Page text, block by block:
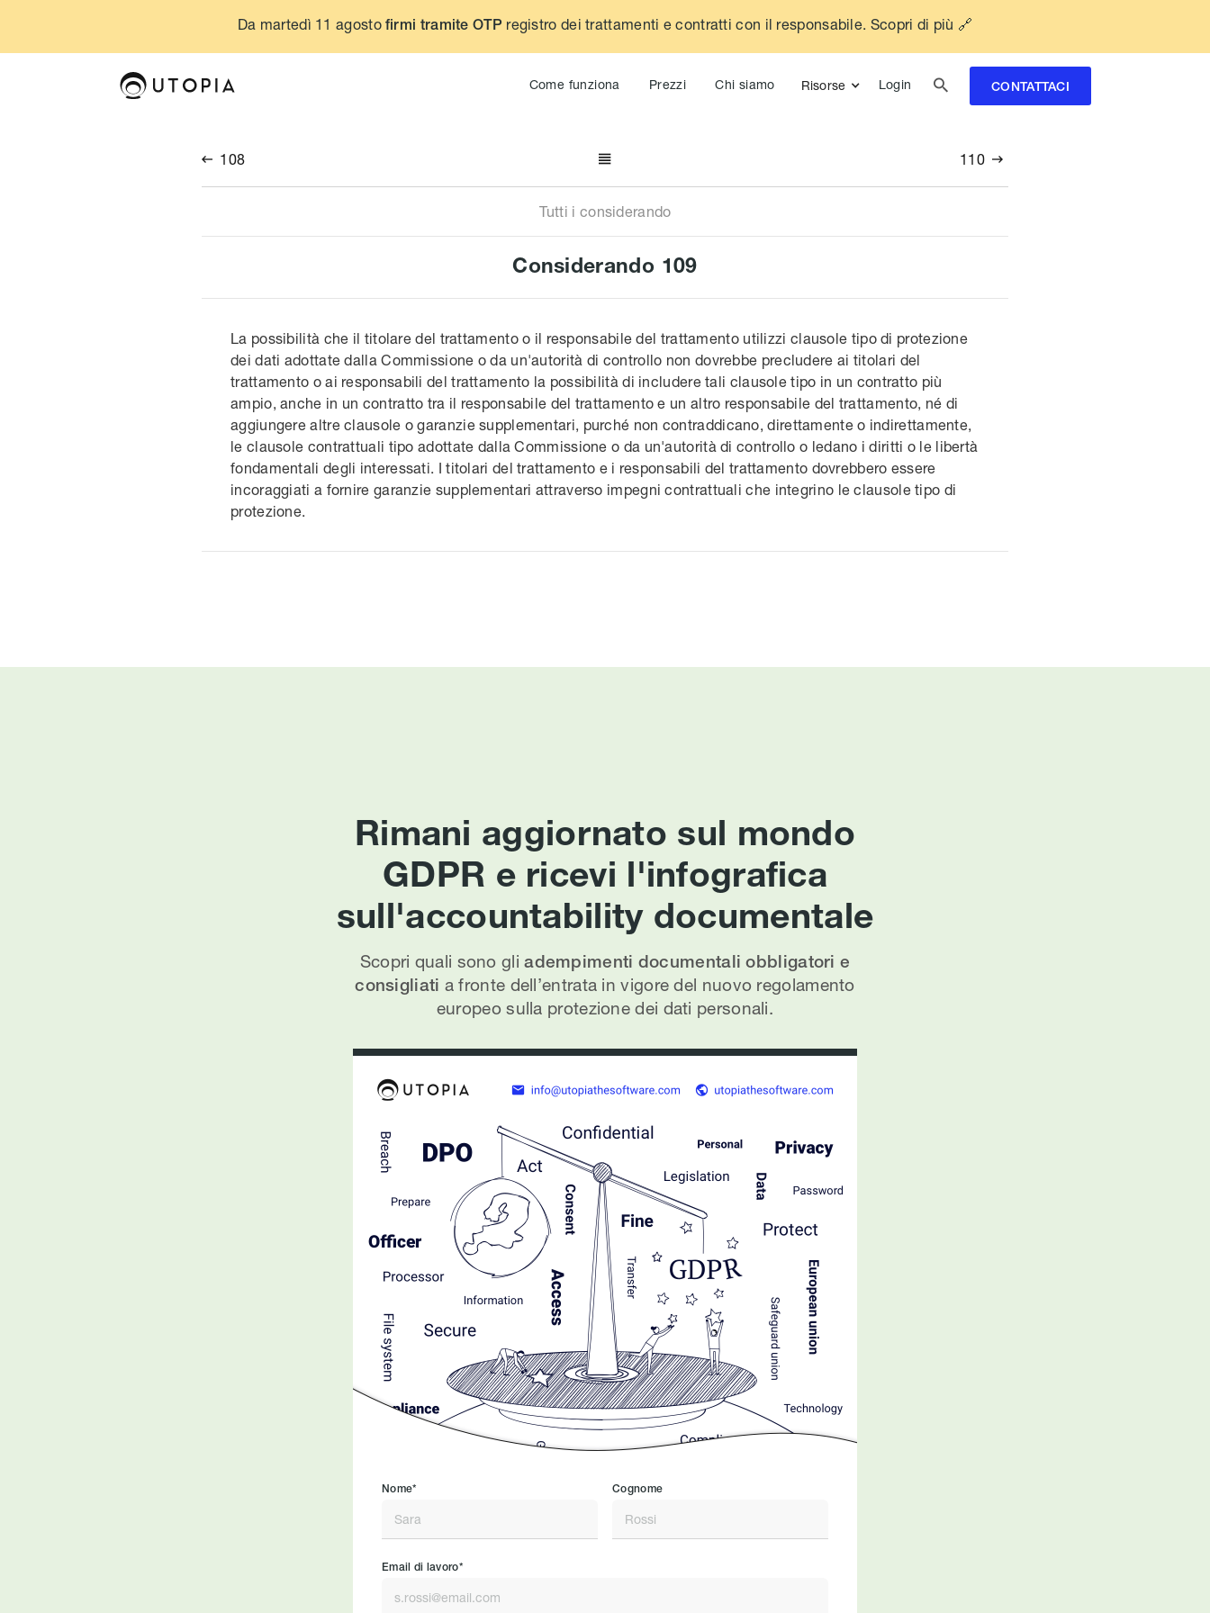
Da martedì 11 agostofirmi tramite OTP registro dei trattamenti e contratti con il responsabile. Scopri di più 🔗
Come funziona Prezzi Chi siamo Risorse Login  CONTATTACI
 108  110 
Tutti i considerando
Considerando 109
La possibilità che il titolare del trattamento o il responsabile del trattamento utilizzi clausole tipo di protezione
dei dati adottate dalla Commissione o da un'autorità di controllo non dovrebbe precludere ai titolari del
trattamento o ai responsabili del trattamento la possibilità di includere tali clausole tipo in un contratto più
ampio, anche in un contratto tra il responsabile del trattamento e un altro responsabile del trattamento, né di
aggiungere altre clausole o garanzie supplementari, purché non contraddicano, direttamente o indirettamente,
le clausole contrattuali tipo adottate dalla Commissione o da un'autorità di controllo o ledano i diritti o le libertà
fondamentali degli interessati. I titolari del trattamento e i responsabili del trattamento dovrebbero essere
incoraggiati a fornire garanzie supplementari attraverso impegni contrattuali che integrino le clausole tipo di
protezione.
Rimani aggiornato sul mondo
GDPR e ricevi l'infografica
sull'accountability documentale
Scopri quali sono gliadempimenti documentali obbligatori e
consigliati a fronte dell’entrata in vigore del nuovo regolamento
europeo sulla protezione dei dati personali.
Nome* Cognome
Email di lavoro*